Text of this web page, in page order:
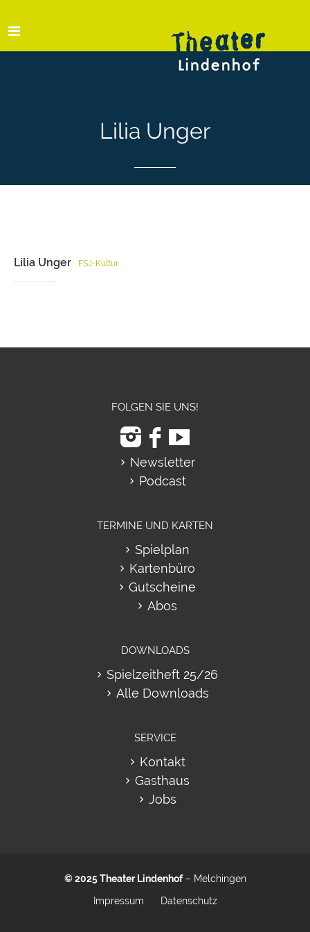
Lilia Unger
Lilia Unger FSJ-Kultur
FOLGEN SIE UNS!
Newsletter
Podcast
TERMINE UND KARTEN
Spielplan
Kartenbüro
Gutscheine
Abos
DOWNLOADS
Spielzeitheft 25/26
Alle Downloads
SERVICE
Kontakt
Gasthaus
Jobs
© 2025Theater Lindenhof– Melchingen
Impressum
Datenschutz